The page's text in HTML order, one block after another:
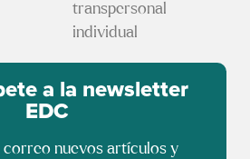
transpersonal
individual
a la newsletter
EDC
correo nuevos artículos y